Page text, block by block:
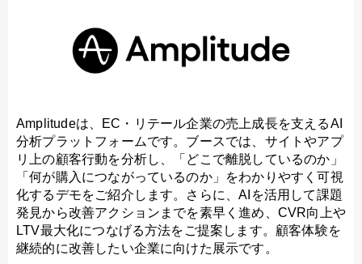
Amplitudeは、EC・リテール企業の売上成長を支えるAI
分析プラットフォームです。ブースでは、サイトやアプ
リ上の顧客行動を分析し、「どこで離脱しているのか」
「何が購入につながっているのか」をわかりやすく可視
化するデモをご紹介します。さらに、AIを活用して課題
発見から改善アクションまでを素早く進め、CVR向上や
LTV最大化につなげる方法をご提案します。顧客体験を
継続的に改善したい企業に向けた展示です。